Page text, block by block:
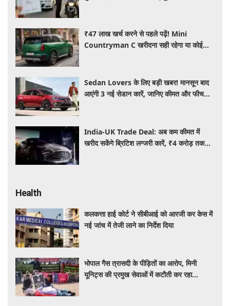
₹47 लाख खर्च करने से पहले पढ़ें! Mini
Countryman C खरीदना सही रहेगा या कोई
Sedan Lovers के लिए बड़ी खबर! मानसून बाद
आएंगी 3 नई सेडान कारें, जानिए कीमत और फीचर्स
India-UK Trade Deal: अब कम कीमत में
खरीद सकेंगे ब्रिटिश लग्जरी कारें, ₹4 करोड़ तक
Health
कलकत्ता हाई कोर्ट ने सीबीआई को आरजी कर केस में
नई जांच में तेजी लाने का निर्देश दिया
भोपाल गैस त्रासदी के पीड़ितों का आरोप, मिनी
यूनिट्स की प्रमुख सेवाओं में कटौती कर रहा